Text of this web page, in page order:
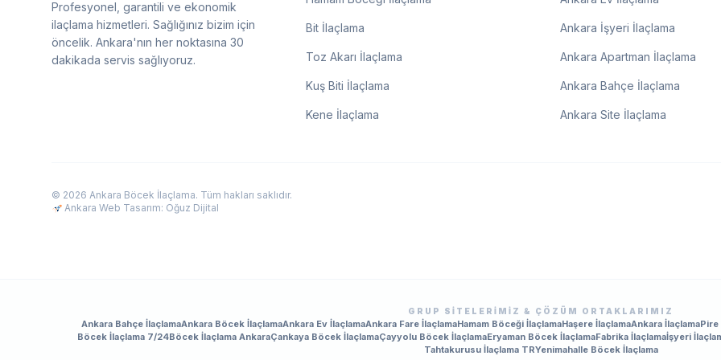
Profesyonel, garantili ve ekonomik
ilaçlama hizmetleri. Sağlığınız bizim için
öncelik. Ankara'nın her noktasına 30
dakikada servis sağlıyoruz.
Bit İlaçlama
Toz Akarı İlaçlama
Kuş Biti İlaçlama
Kene İlaçlama
Ankara İşyeri İlaçlama
Ankara Apartman İlaçlama
Ankara Bahçe İlaçlama
Ankara Site İlaçlama
© 2026 Ankara Böcek İlaçlama. Tüm hakları saklıdır.
Ankara Web Tasarım: Oğuz Dijital
GRUP SITELERIMIZ & ÇÖZÜM ORTAKLARIMIZ
Ankara Bahçe İlaçlamaAnkara Böcek İlaçlamaAnkara Ev İlaçlamaAnkara Fare İlaçlamaHamam Böceği İlaçlamaHaşere İlaçlamaAnkara İlaçlamaPire
Böcek İlaçlama 7/24Böcek İlaçlama AnkaraÇankaya Böcek İlaçlamaÇayyolu Böcek İlaçlamaEryaman Böcek İlaçlamaFabrika İlaçlamaİşyeri
Tahtakurusu İlaçlama TRYenimahalle Böcek İlaçlama